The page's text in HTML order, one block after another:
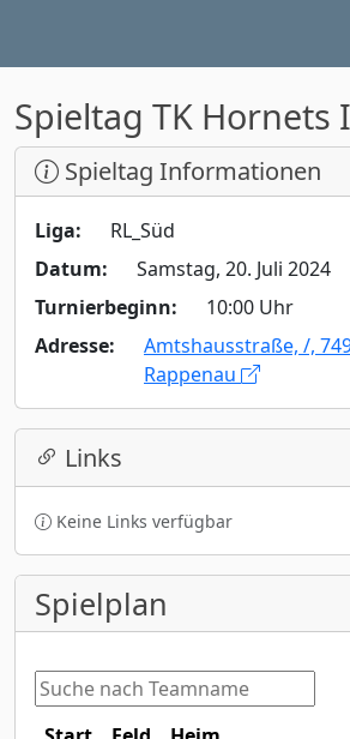
Spieltag TK Hornets
Spieltag Informationen
Liga:
RL_Süd
Datum:
Samstag, 20. Juli 2024
Turnierbeginn:
10:00 Uhr
Adresse:
Amtshausstraße, /,
Rappenau
Links
Keine Links verfügbar
Spielplan